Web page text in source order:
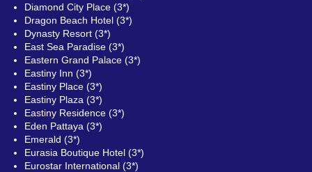
Diamond City Place (3*)
Dragon Beach Hotel (3*)
Dynasty Resort (3*)
East Sea Paradise (3*)
Eastern Grand Palace (3*)
Eastiny Inn (3*)
Eastiny Place (3*)
Eastiny Plaza (3*)
Eastiny Residence (3*)
Eden Pattaya (3*)
Emerald (3*)
Eurasia Boutique Hotel (3*)
Eurostar International (3*)